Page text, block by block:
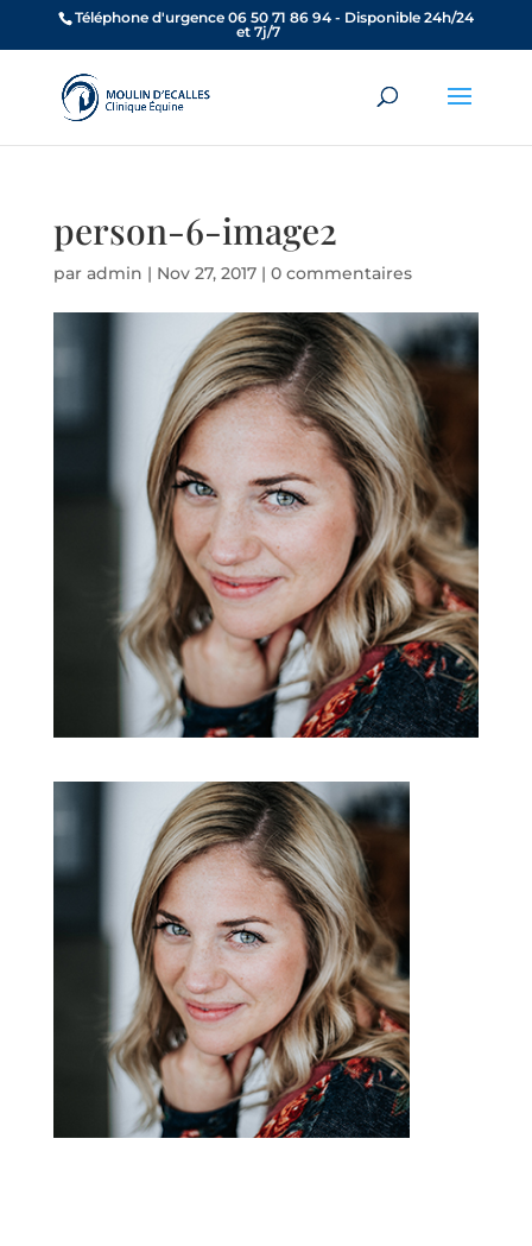
Téléphone d'urgence 06 50 71 86 94 - Disponible 24h/24
et 7j/7
person-6-image2
par admin | Nov 27, 2017| 0 commentaires